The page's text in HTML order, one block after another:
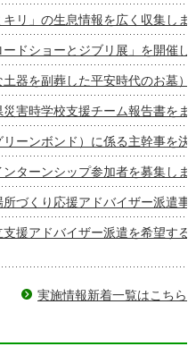
リ」の生息情報を広く収集しま
ドショーとジブリ展」を開催し
器を副葬した平安時代のお墓）
害時学校支援チーム報告書をま
ーンボンド）に係る主幹事を決
ターンシップ参加者を募集しま
づくり応援アドバイザー派遣事
援アドバイザー派遣を希望する
実施情報新着一覧はこちら